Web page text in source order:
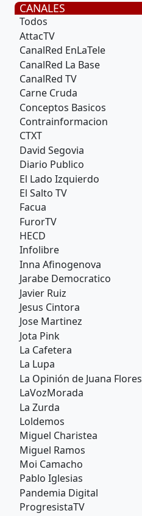
CANALES
Todos
AttacTV
CanalRed EnLaTele
CanalRed La Base
CanalRed TV
Carne Cruda
Conceptos Basicos
Contrainformacion
CTXT
David Segovia
Diario Publico
El Lado Izquierdo
El Salto TV
Facua
FurorTV
HECD
Infolibre
Inna Afinogenova
Jarabe Democratico
Javier Ruiz
Jesus Cintora
Jose Martinez
Jota Pink
La Cafetera
La Lupa
La Opinión de Juana Flores
LaVozMorada
La Zurda
Loldemos
Miguel Charistea
Miguel Ramos
Moi Camacho
Pablo Iglesias
Pandemia Digital
ProgresistaTV